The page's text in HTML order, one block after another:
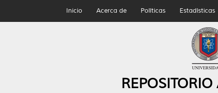
Inicio Acerca de Políticas Estadísticas